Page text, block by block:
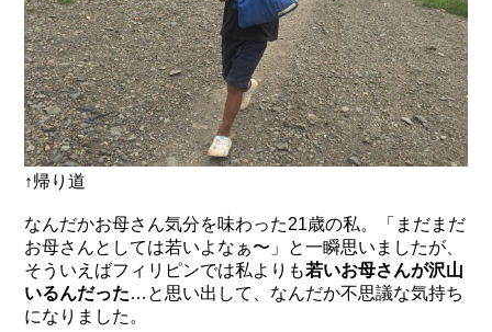
↑帰り道
なんだかお母さん気分を味わった21歳の私。「まだまだ
お母さんとしては若いよなぁ〜」と一瞬思いましたが、
そういえばフィリピンでは私よりも若いお母さんが沢山
いるんだった…と思い出して、なんだか不思議な気持ち
になりました。